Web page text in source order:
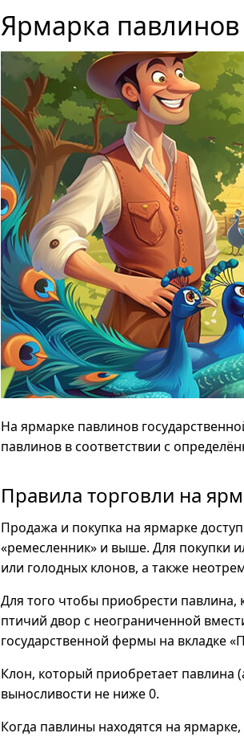
Ярмарка павлинов
На ярмарке павлинов
павлинов в соответствии с
Правила торговли на
Продажа и покупка на ярмарке
«ремесленник» и выше. Для покупки
или голодных клонов, а также
Для того чтобы приобрести
птичий двор с неограниченной
государственной фермы на вкладке
Клон, который приобретает павлина
выносливости не ниже 0.
Когда павлины находятся на